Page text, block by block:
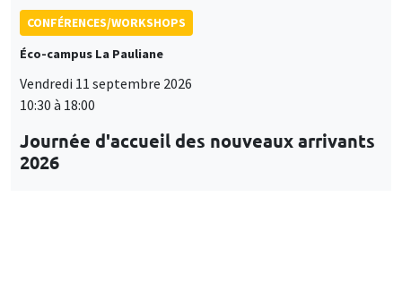
CONFÉRENCES/WORKSHOPS
Éco-campus La Pauliane
Vendredi 11 septembre 2026
10:30 à 18:00
Journée d'accueil des nouveaux arrivants
2026